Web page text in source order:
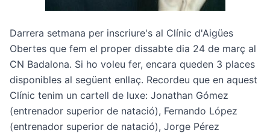
Darrera setmana per inscriure's al Clínic d'Aigües
Obertes que fem el proper dissabte dia 24 de març al
CN Badalona. Si ho voleu fer, encara queden 3 places
disponibles al següent enllaç. Recordeu que en aquest
Clínic tenim un cartell de luxe: Jonathan Gómez
(entrenador superior de natació), Fernando López
(entrenador superior de natació), Jorge Pérez